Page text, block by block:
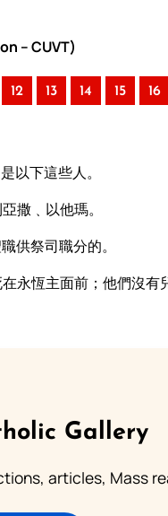
– CUVT)
12 13 14 15 16
以下這些人。
撒﹑以他瑪。
供祭司職分的。
永恆主面前；他們沒有
Gallery
articles, Mass